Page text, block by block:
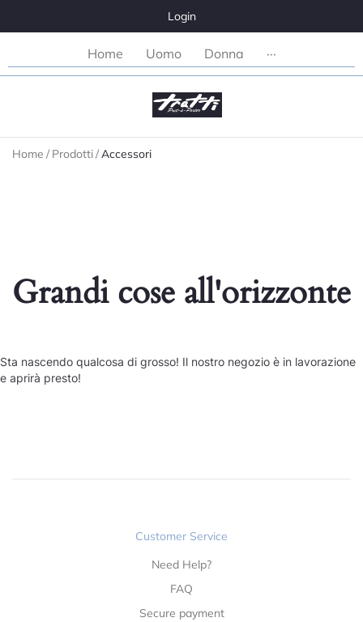
Login
Home Uomo Donna ···
Home / Prodotti/Accessori
Grandi cose all'orizzonte
Sta nascendo qualcosa di grosso! Il nostro negozio è in lavorazione
e aprirà presto!
Customer Service
Need Help?
FAQ
Secure payment